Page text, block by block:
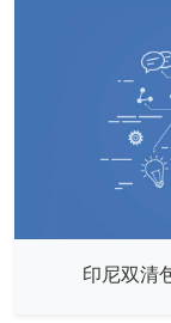
印尼双清